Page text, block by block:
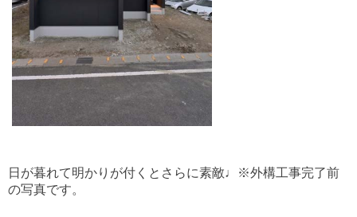
日が暮れて明かりが付くとさらに素敵♩※外構工事完了前
の写真です。